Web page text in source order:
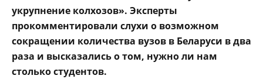
укрупнение колхозов». Эксперты
прокомментировали слухи о возможном
сокращении количества вузов в Беларуси в два
раза и высказались о том, нужно ли нам
столько студентов.